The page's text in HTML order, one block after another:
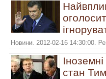
Новини. 2012-02-16 14:30:00.
стан